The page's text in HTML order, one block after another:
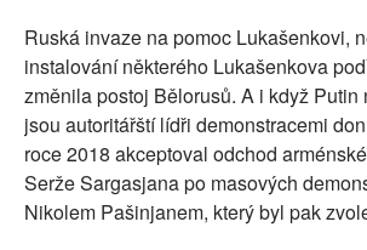
Ruská invaze na pomoc Lukašenkovi,
instalování některého Lukašenkova
změnila postoj Bělorusů. A i když Putin
jsou autoritářští lídři demonstracemi
roce 2018 akceptoval odchod
Serže Sargasjana po masových
Nikolem Pašinjanem, který byl pak